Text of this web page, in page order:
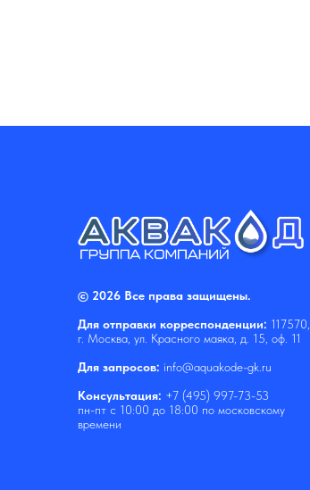
© 2026 Все права защищены.
Для отправки корреспонденции: 117570,
г. Москва, ул. Красного маяка, д. 15, оф. 11
Для запросов: info@aquakode-gk.ru
Консультация: +7 (495) 997-73-53
пн-пт с 10:00 до 18:00 по московскому
времени